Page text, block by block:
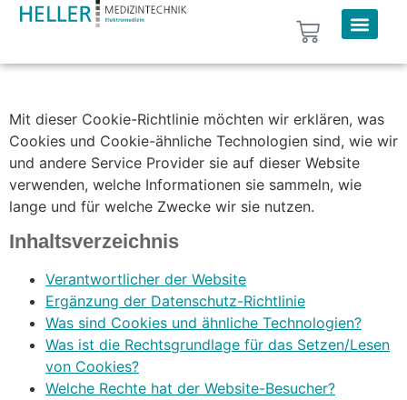
Mit dieser Cookie-Richtlinie möchten wir erklären, was
Cookies und Cookie-ähnliche Technologien sind, wie wir
und andere Service Provider sie auf dieser Website
verwenden, welche Informationen sie sammeln, wie
lange und für welche Zwecke wir sie nutzen.
Inhaltsverzeichnis
Verantwortlicher der Website
Ergänzung der Datenschutz-Richtlinie
Was sind Cookies und ähnliche Technologien?
Was ist die Rechtsgrundlage für das Setzen/Lesen
von Cookies?
Welche Rechte hat der Website-Besucher?